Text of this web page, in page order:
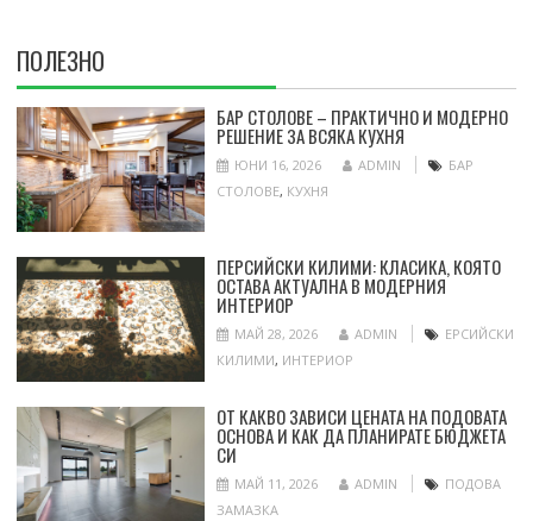
ПОЛЕЗНО
БАР СТОЛОВЕ – ПРАКТИЧНО И МОДЕРНО
РЕШЕНИЕ ЗА ВСЯКА КУХНЯ
ЮНИ 16, 2026 ADMIN
БАР
СТОЛОВЕ, КУХНЯ
ПЕРСИЙСКИ КИЛИМИ: КЛАСИКА, КОЯТО
ОСТАВА АКТУАЛНА В МОДЕРНИЯ
ИНТЕРИОР
МАЙ 28, 2026 ADMIN
ЕРСИЙСКИ
КИЛИМИ, ИНТЕРИОР
ОТ КАКВО ЗАВИСИ ЦЕНАТА НА ПОДОВАТА
ОСНОВА И КАК ДА ПЛАНИРАТЕ БЮДЖЕТА
СИ
МАЙ 11, 2026 ADMIN
ПОДОВА
ЗАМАЗКА